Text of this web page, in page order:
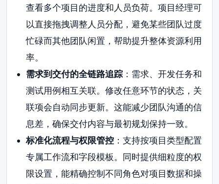
查看多个项目的进度和人员负荷。项目经理可
以直接拖拽调整人员分配，避免某些团队过度
忙碌而其他团队闲置，帮助提升整体资源利用
率。
需求到交付的全链路追踪：需求、开发任务和
测试用例相互关联。修改任意环节的状态，关
联项会自动同步更新。这能减少团队沟通的信
息差，确保交付内容与最初规划保持一致。
标准化流程与权限管控：支持按项目类型配置
专属工作流和字段模板。同时提供细粒度的权
限设置，能精确控制不同角色对项目数据和操